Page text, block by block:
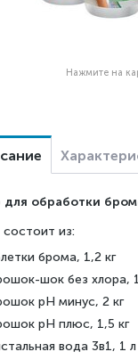
Нажмите на
для обработки
из:
брома, 1,2 кг
шок без хлора,
рН минус, 2 кг
рН плюс, 1,5 кг
вода 3в1, 1 л